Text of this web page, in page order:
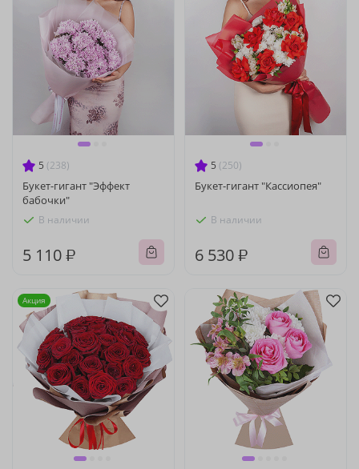
5 (238)
Букет-гигант "Эффект
бабочки"
В наличии
5 110 ₽
5 (250)
Букет-гигант "Кассиопея"
В наличии
6 530 ₽
Акция